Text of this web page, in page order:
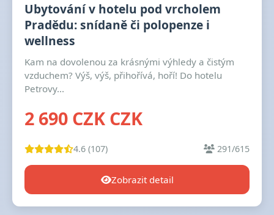
Ubytování v hotelu pod vrcholem
Pradědu: snídaně či polopenze i
wellness
Kam na dovolenou za krásnými výhledy a čistým
vzduchem? Výš, výš, přihořívá, hoří! Do hotelu
Petrovy...
2 690 CZK CZK
4.6 (107) 291/615
Zobrazit detail